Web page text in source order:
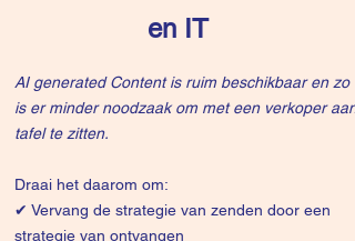
en IT
AI generated Content is ruim beschikbaar en zo
is er minder noodzaak om met een verkoper aan
tafel te zitten.
Draai het daarom om:
✔ Vervang de strategie van zenden door een
strategie van ontvangen